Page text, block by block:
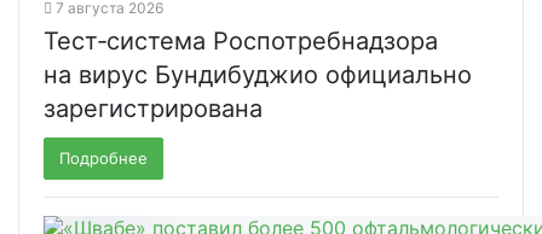
7 августа 2026
Тест‑система Роспотребнадзора
на вирус Бундибуджио официально
зарегистрирована
Подробнее